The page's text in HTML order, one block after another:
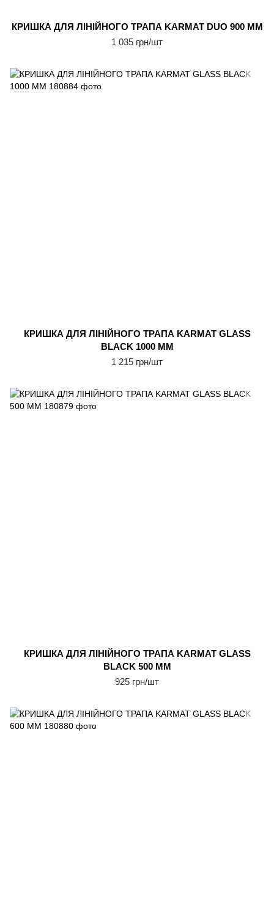
КРИШКА ДЛЯ ЛІНІЙНОГО ТРАПА KARMAT DUO 900 ММ
1 035 грн/шт
КРИШКА ДЛЯ ЛІНІЙНОГО ТРАПА KARMAT GLASS
BLACK 1000 ММ
1 215 грн/шт
КРИШКА ДЛЯ ЛІНІЙНОГО ТРАПА KARMAT GLASS
BLACK 500 ММ
925 грн/шт